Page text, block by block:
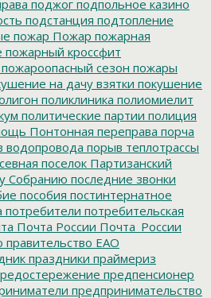
поджог подпольное казино
подстанция подтопление
пожар Пожар пожарная
пожарный кроссфит
пожароопасный сезон пожары
на дачу взятки покушение
поликлиника полиомиелит
политические партии полиция
Понтонная переправа порча
водопровода порыв теплотрассы
поселок Партизанский
Собранию последние звонки
пособия постинтернатное
потребители потребительская
Почта России Почта_России
правительство ЕАО
праздники праймериз
предпенсионер
предпринимательство